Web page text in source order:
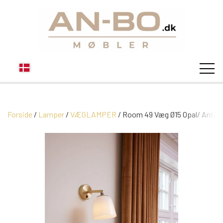
STUEN
SOFA
MODUL SOFAER
MODUL SOFA DALLAS
SOFABORDE
SPISESTUEN
VITRINER
SOVEVÆRELSE
Forside Lamper VÆGLAMPER Room 49 Væg Ø15 Opal/